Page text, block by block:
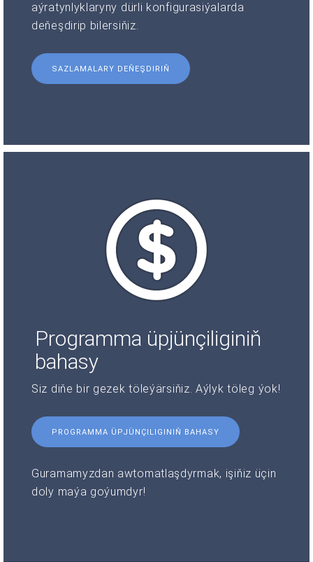
aýratynlyklaryny dürli konfigurasiýalarda
deňeşdirip bilersiňiz.
SAZLAMALARY DEŇEŞDIRIŇ
Programma üpjünçiliginiň
bahasy
Siz diňe bir gezek töleýärsiňiz. Aýlyk töleg ýok!
PROGRAMMA ÜPJÜNÇILIGINIŇ BAHASY
Guramamyzdan awtomatlaşdyrmak, işiňiz üçin
doly maýa goýumdyr!